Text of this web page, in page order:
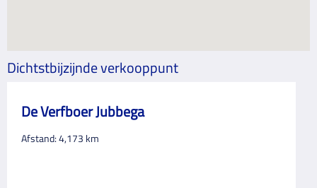
Dichtstbijzijnde verkooppunt
De Verfboer Jubbega
Afstand:4,173 km